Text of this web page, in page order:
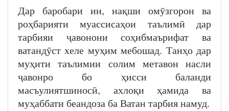
Дар баробари ин, нақши омӯзгорон ва
роҳбарияти муассисаҳои таълимӣ дар
тарбияи ҷавонони соҳибмаърифат ва
ватандӯст хеле муҳим мебошад. Танҳо дар
муҳити таълимии солим метавон насли
ҷавонро бо ҳисси баланди
масъулиятшиносӣ, ахлоқи ҳамида ва
муҳаббати беандоза ба Ватан тарбия намуд.